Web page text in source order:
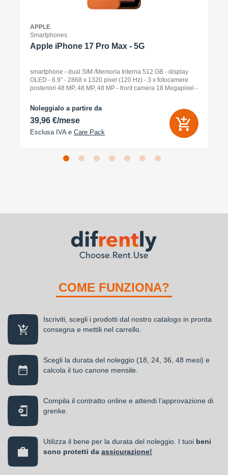
APPLE
Smartphones
Apple iPhone 17 Pro Max - 5G
smartphone - dual SIM /Memoria Interna 512 GB - display
OLED - 6.9" - 2868 x 1320 pixel (120 Hz) - 3 x fotocamere
posteriori 48 MP, 48 MP, 48 MP - front camera 18 Megapixel -
Noleggialo a partire da
39,96 €/mese
Esclusa IVA e Care Pack
COME FUNZIONA?
Iscriviti, scegli i prodotti dal nostro catalogo in pronta
consegna e mettili nel carrello.
Scegli la durata del noleggio (18, 24, 36, 48 mesi) e
calcola il tuo canone mensile.
Compila il contratto online e attendi l’approvazione di
grenke.
Utilizza il bene per la durata del noleggio. I tuoi beni
sono protetti da assicurazione!